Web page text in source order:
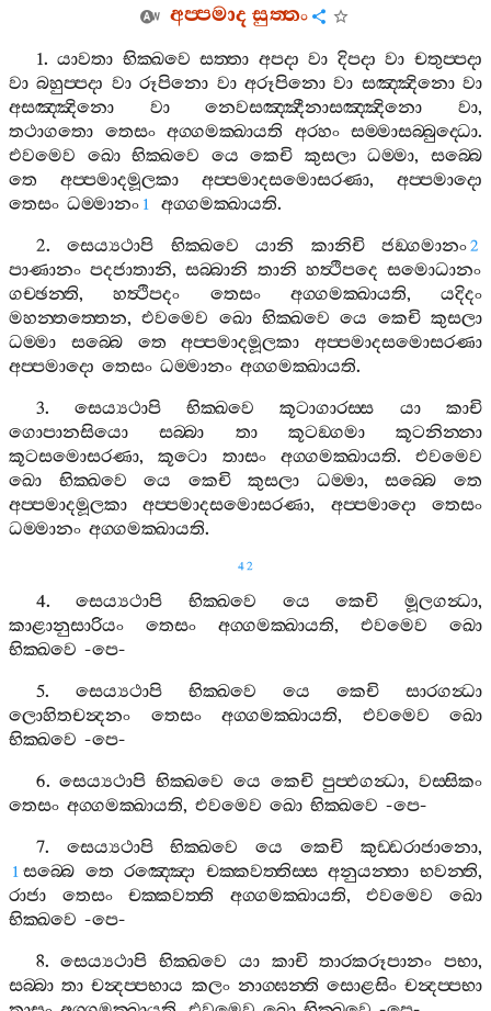
අප‍්පමාදසුත‍්තං
1.යාවතා භික‍්ඛවෙ සත‍්තා අපදා වා දිපදා වා චතුප‍්පදා
වා බහුප‍්පදා වා රූපිනො වා අරූපිනො වා සඤ‍්ඤිනො වා
අසඤ‍්ඤිනො
වා නෙවසඤ‍්ඤීනාසඤ‍්ඤිනො වා,
තථාගතො තෙසං අග‍්ගමක‍්ඛායති අරහං සම‍්මාසබ‍්බුද‍්ධො.
එවමෙව
ඛො භික‍්ඛවෙ යෙ කෙචි කුසලා ධම‍්මා,සබ‍්බෙ
තෙ
අප‍්පමාදමූලකා අප‍්පමාදසමොසරණා, අප‍්පමාදො
තෙසං ධම‍්මානං 1 අග‍්ගමක‍්ඛායති.
2.සෙය්‍යථාපි භික‍්ඛවෙ යානි කානිචි ජඞ‍්ගමානං2
පාණානං පදජාතානි,සබ‍්බානි තානි හත්‍ථිපදෙ සමොධානං
ගච‍්ඡන‍්ති,හත්‍ථිපදං තෙසං අග‍්ගමක‍්ඛායති, යදිදං
මහන‍්තත‍්තෙන,එවමෙව ඛො භික‍්ඛවෙ යෙ කෙචි කුසලා
ධම‍්මා
සබ‍්බෙ තෙ අප‍්පමාදමූලකා
අප‍්පමාදසමොසරණා
අප‍්පමාදො තෙසං ධම‍්මානං අග‍්ගමක‍්ඛායති.
3. සෙය්‍යථාපි භික‍්ඛවෙ කූටාගාරස‍්ස යා
කාචි
ගොපානසියො
සබ‍්බා තා කූටඞ‍්ගමා
කූටනින‍්නා
කූටසමොසරණා,කූටො තාසං අග‍්ගමක‍්ඛායති. එවමෙව
ඛො
භික‍්ඛවෙ යෙ කෙචි කුසලා ධම‍්මා,සබ‍්බෙ
තෙ
අප‍්පමාදමූලකා
අප‍්පමාදසමොසරණා, අප‍්පමාදො
තෙසං
ධම‍්මානං අග‍්ගමක‍්ඛායති.
42
4.සෙය්‍යථාපි භික‍්ඛවෙ යෙ කෙචි මූලගන්‍ධා,
කාළානුසාරියං
තෙසං අග‍්ගමක‍්ඛායති, එවමෙව
ඛො
භික‍්ඛවෙ -පෙ-
5. සෙය්‍යථාපි භික‍්ඛවෙ යෙ කෙචි
සාරගන්‍ධා
ලොහිතචන්‍දනං
තෙසං අග‍්ගමක‍්ඛායති, එවමෙව
ඛො
භික‍්ඛවෙ -පෙ-
6.සෙය්‍යථාපි භික‍්ඛවෙ යෙ කෙචි පුප‍්ඵගන්‍ධා,වස‍්සිකං
තෙසං අග‍්ගමක‍්ඛායති, එවමෙව ඛො භික‍්ඛවෙ -පෙ-
7. සෙය්‍යථාපි භික‍්ඛවෙ යෙ කෙචි කුඩ‍්ඩරාජානො,
1 සබ‍්බෙ තෙ රඤ‍්ඤො චක‍්කවත‍්තිස‍්ස අනුයන‍්තා භවන‍්ති,
රාජා
තෙසං චක‍්කවත‍්ති අග‍්ගමක‍්ඛායති,එවමෙව
ඛො
භික‍්ඛවෙ -පෙ-
8.සෙය්‍යථාපි භික‍්ඛවෙ යා කාචි තාරකරූපානං පභා,
සබ‍්බා තා චන්‍දප‍්පභාය කලං නාග‍්ඝන‍්ති සොළසිං චන්‍දප‍්පභා